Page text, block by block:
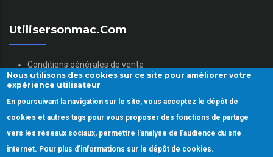
Utilisersonmac.com
Conditions générales de vente
Mentions légales
Politique des données personnelles
Gestion des Cookies
Nous utilisons des cookies sur ce site pour améliorer votre
expérience utilisateur
En poursuivant la navigation sur le site, vous acceptez le dépôt de
cookies et autres tags pour vous proposer des fonctions de partage
vers les réseaux sociaux, permettre l'analyse de l’audience du site
internet. Pour plus d’informations sur le dépôt de cookies.